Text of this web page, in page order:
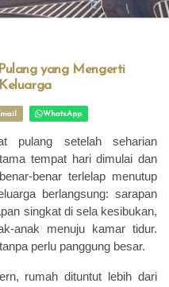
yang Mengerti
WhatsApp
pulang setelah seharian
tempat hari dimulai dan
benar terlelap menutup
berlangsung: sarapan
singkat di sela kesibukan,
anak menuju kamar tidur.
perlu panggung besar.
rumah dituntut lebih dari